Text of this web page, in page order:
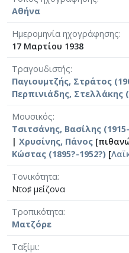
Αθήνα
Ημερομηνία ηχογράφησης
17 Μαρτίου 1938
Τραγουδιστής
Παγιουμτζής, Στράτος
Περπινιάδης, Στελλάκης
Μουσικός
Τσιτσάνης, Βασίλης
| Χρυσίνης, Πάνος
Κώστας (1895?-1952?) [
Τονικότητα
Ντο♯ μείζονα
Τροπικότητα
Ματζόρε
Ταξίμι